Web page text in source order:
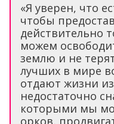
«Я уверен, что
чтобы
действительно
можем
землю и не
лучших в мире
отдают жизни
недостаточно
которыми мы